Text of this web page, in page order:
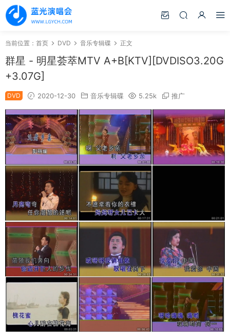
当前位置： 首页 DVD 音乐专辑碟 正文
群星 - 明星荟萃MTV A+B[KTV][DVDISO3.20G
+3.07G]
DVD 2020-12-30 音乐专辑碟 5.25k 推广